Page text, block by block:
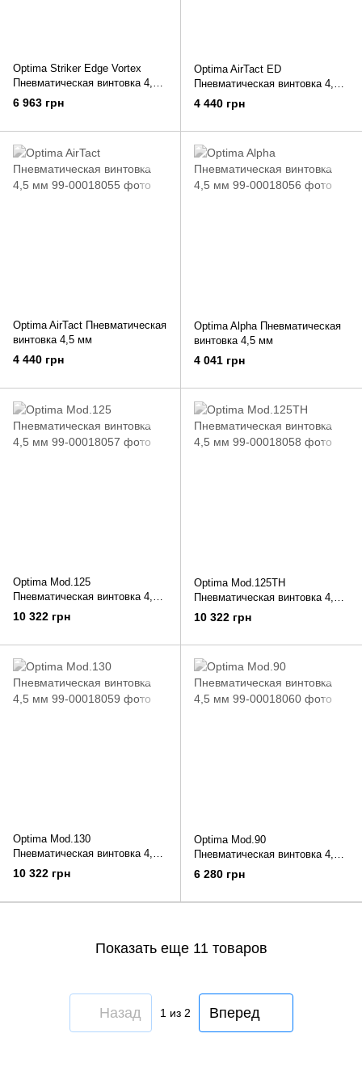
Optima Striker Edge Vortex
Пневматическая винтовка 4,5
мм
6 963 грн
Optima AirTact ED
Пневматическая винтовка 4,5
мм
4 440 грн
Optima AirTact Пневматическая
винтовка 4,5 мм
4 440 грн
Optima Alpha Пневматическая
винтовка 4,5 мм
4 041 грн
Optima Mod.125
Пневматическая винтовка 4,5
мм
10 322 грн
Optima Mod.125TH
Пневматическая винтовка 4,5
мм
10 322 грн
Optima Mod.130
Пневматическая винтовка 4,5
мм
10 322 грн
Optima Mod.90
Пневматическая винтовка 4,5
мм
6 280 грн
Показать еще 11 товаров
Назад 1из 2 Вперед